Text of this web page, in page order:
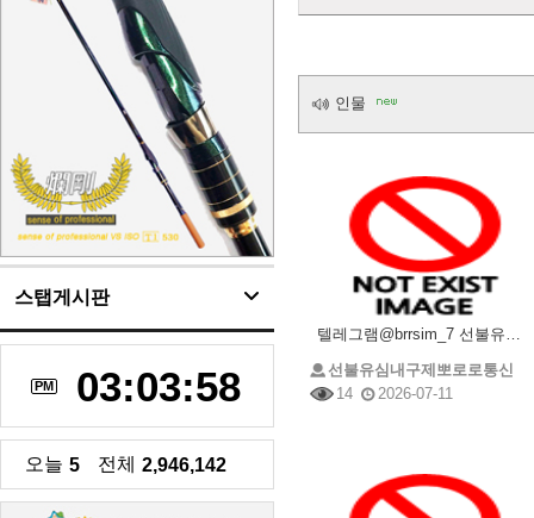
스탭게시판
PM 03:03:58
오늘 5 전체 2,946,142
인물
텔레그램@brrsim_7 선불유심내구제 선불유심매입 뽀로로통신 정부지원긴급생계비 소액급전 선불유심구
선불유심내구제뽀로로통신
14
2026-07-11